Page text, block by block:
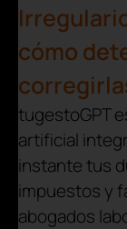
cómo
tugestoGPT
artificial
instante tus
impuestos y
abogados